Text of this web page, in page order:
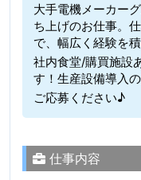
大手電機メーカー
ち上げのお仕事。
で、幅広く経験を
社内食堂/購買施設
す！生産設備導入
ご応募ください♪
仕事内容